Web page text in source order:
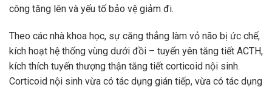
công tăng lên và yếu tố bảo vệ giảm đi.
Theo các nhà khoa học, sự căng thẳng làm vỏ não bị ức chế,
kích hoạt hệ thống vùng dưới đồi – tuyến yên tăng tiết ACTH,
kích thích tuyến thượng thận tăng tiết corticoid nội sinh.
Corticoid nội sinh vừa có tác dụng gián tiếp, vừa có tác dụng